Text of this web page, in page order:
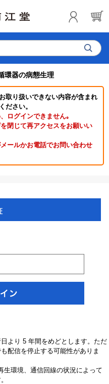
器の病態生理
取り扱いできない内容が含まれ
ださい。
ログインできません｡
閉じて再アクセスをお願いい
ールかお電話でお問い合わせ
より 5 年間をめどとします。ただ
配信を停止する可能性がありま
生環境、通信回線の状況によって